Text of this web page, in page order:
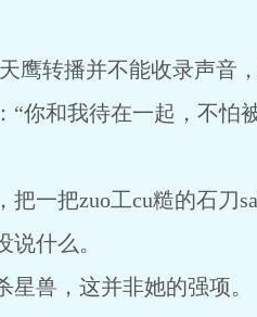
转播并不能收录声音，
和我待在一起，不怕
把zuo工cu糙的石刀
什么。
兽，这并非她的强项。